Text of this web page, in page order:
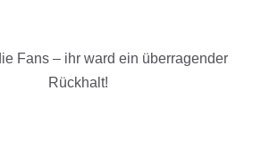
Fans – ihr ward ein überragender
Rückhalt!